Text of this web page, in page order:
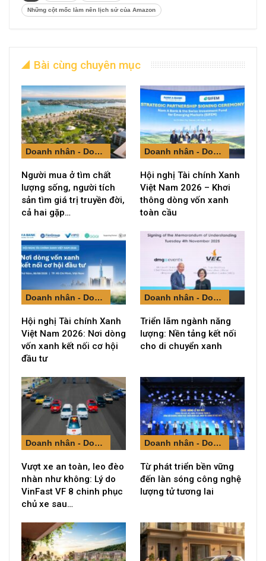
Những cột mốc làm nên lịch sử của Amazon
Bài cùng chuyên mục
Doanh nhân - Doanh nghiệp
Người mua ở tìm chất
lượng sống, người tích
sản tìm giá trị truyền đời,
cả hai gặp…
Doanh nhân - Doanh nghiệp
Hội nghị Tài chính Xanh
Việt Nam 2026 – Khơi
thông dòng vốn xanh
toàn cầu
Doanh nhân - Doanh nghiệp
Hội nghị Tài chính Xanh
Việt Nam 2026: Nơi dòng
vốn xanh kết nối cơ hội
đầu tư
Doanh nhân - Doanh nghiệp
Triển lãm ngành năng
lượng: Nền tảng kết nối
cho di chuyển xanh
Doanh nhân - Doanh nghiệp
Vượt xe an toàn, leo đèo
nhàn như không: Lý do
VinFast VF 8 chinh phục
chủ xe sau…
Doanh nhân - Doanh nghiệp
Từ phát triển bền vững
đến làn sóng công nghệ
lượng tử tương lai